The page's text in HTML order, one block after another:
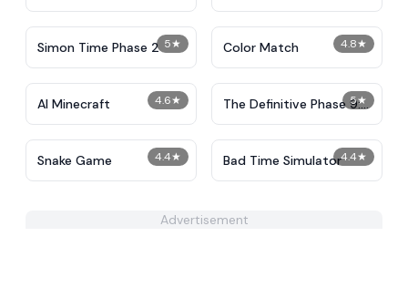
5★
Simon Time Phase 2 4.8★
Color Match
4.6★
AI Minecraft 5★
The Definitive Phase 9:
Demolition
4.4★
Snake Game 4.4★
Bad Time Simulator
Advertisement